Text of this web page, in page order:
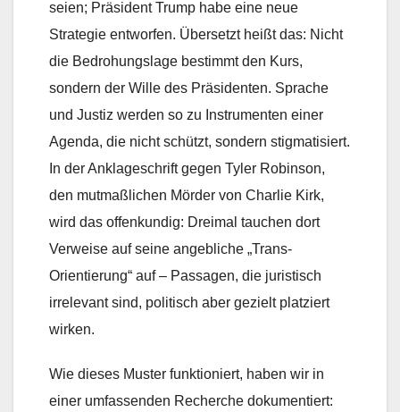
seien; Präsident Trump habe eine neue
Strategie entworfen. Übersetzt heißt das: Nicht
die Bedrohungslage bestimmt den Kurs,
sondern der Wille des Präsidenten. Sprache
und Justiz werden so zu Instrumenten einer
Agenda, die nicht schützt, sondern stigmatisiert.
In der Anklageschrift gegen Tyler Robinson,
den mutmaßlichen Mörder von Charlie Kirk,
wird das offenkundig: Dreimal tauchen dort
Verweise auf seine angebliche „Trans-
Orientierung“ auf – Passagen, die juristisch
irrelevant sind, politisch aber gezielt platziert
wirken.
Wie dieses Muster funktioniert, haben wir in
einer umfassenden Recherche dokumentiert: